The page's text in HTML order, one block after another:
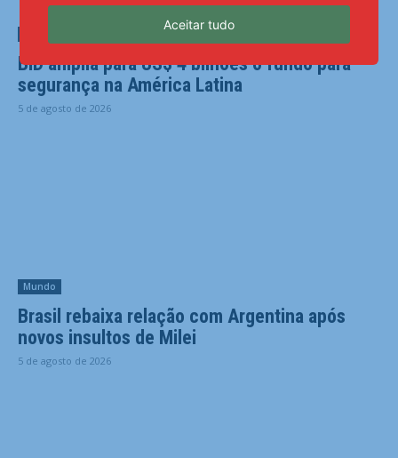
BID amplia para US$ 4 bilhões o fundo para
segurança na América Latina
5 de agosto de 2026
Mundo
Brasil rebaixa relação com Argentina após
novos insultos de Milei
5 de agosto de 2026
Aceitar tudo